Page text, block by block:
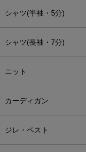
シャツ(半袖・5分)
シャツ(長袖・7分)
ニット
カーディガン
ジレ・ベスト